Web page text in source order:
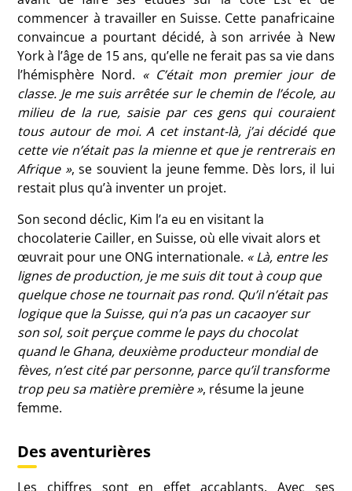
commencer à travailler en Suisse. Cette panafricaine
convaincue a pourtant décidé, à son arrivée à New
York à l’âge de 15 ans, qu’elle ne ferait pas sa vie dans
l’hémisphère Nord. « C’était mon premier jour de
classe. Je me suis arrêtée sur le chemin de l’école, au
milieu de la rue, saisie par ces gens qui couraient
tous autour de moi. A cet instant-là, j’ai décidé que
cette vie n’était pas la mienne et que je rentrerais en
Afrique », se souvient la jeune femme. Dès lors, il lui
restait plus qu’à inventer un projet.
Son second déclic, Kim l’a eu en visitant la
chocolaterie Cailler, en Suisse, où elle vivait alors et
œuvrait pour une ONG internationale. « Là, entre les
lignes de production, je me suis dit tout à coup que
quelque chose ne tournait pas rond. Qu’il n’était pas
logique que la Suisse, qui n’a pas un cacaoyer sur
son sol, soit perçue comme le pays du chocolat
quand le Ghana, deuxième producteur mondial de
fèves, n’est cité par personne, parce qu’il transforme
trop peu sa matière première », résume la jeune
femme.
Des aventurières
Les chiffres sont en effet accablants. Avec ses